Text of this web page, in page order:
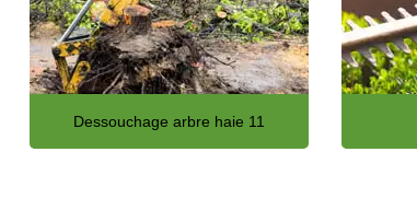
Dessouchage arbre haie 11